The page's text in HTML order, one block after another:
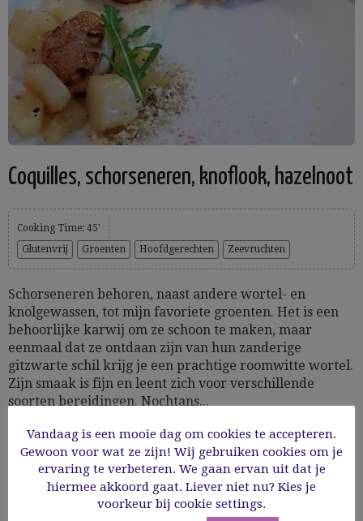
Coquilles, schorseneren, knoflook, hazelnoot
Cooking Time: 45'
Glutenvrij
Groenten Hoofdgerechten Zeevruchten
Schorseneren behoren, naast andere wortel- en
knolgewassen, tot mijn favoriete groenten. Het is een
behoorlijke karwij om ze schoon te maken, maar
eenmaal dat ze ontdaan zijn van hun zanderige
gitzwarte schil krijg je een prachtige roomwitte wortel.
Zijn smaak is fijn en leent zich voor verschillende
soorten bereidingen. Nochtans...
10/03/2019
Read More
Vandaag is een mooie dag om cookies te accepteren.
Gewoon voor wat ze zijn! Wij gebruiken cookies om je
ervaring te verbeteren. We gaan ervan uit dat je
hiermee akkoord gaat. Liever niet nu? Kies je
voorkeur bij cookie settings.